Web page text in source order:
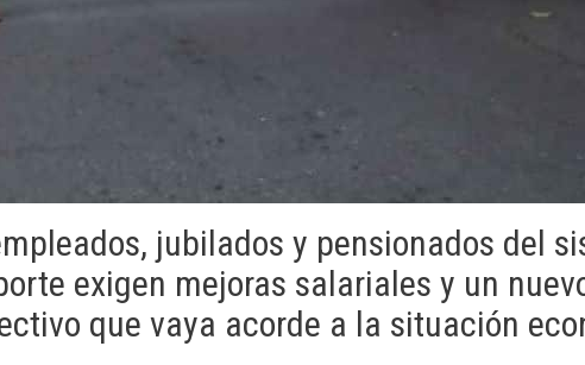
jubilados y pensionados del
exigen mejoras salariales y un
que vaya acorde a la situación